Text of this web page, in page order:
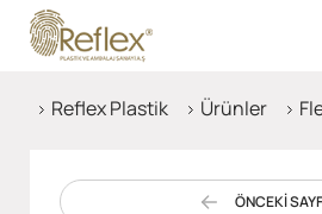
Reflex Plastik Ürünler
ÖNCEKİ